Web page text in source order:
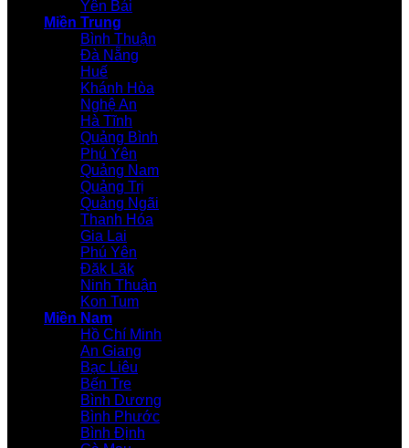
Yên Bái
Miền Trung
Bình Thuận
Đà Nẵng
Huế
Khánh Hòa
Nghệ An
Hà Tĩnh
Quảng Bình
Phú Yên
Quảng Nam
Quảng Trị
Quảng Ngãi
Thanh Hóa
Gia Lai
Phú Yên
Đăk Lăk
Ninh Thuận
Kon Tum
Miền Nam
Hồ Chí Minh
An Giang
Bạc Liêu
Bến Tre
Bình Dương
Bình Phước
Bình Định